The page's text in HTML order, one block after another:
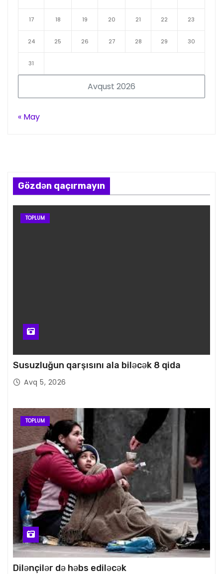
Avqust 2026
17 18 19 20 21 22 23
24 25 26 27 28 29 30
31
« May
Gözdən qaçırmayın
TOPLUM
Susuzluğun qarşısını ala biləcək 8 qida
Avq 5, 2026
TOPLUM
Dilənçilər də həbs ediləcək